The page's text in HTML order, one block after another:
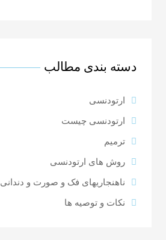
دسته بندی مطالب
ارتودنسی
ارتودنسی چیست
ترمیم
روش های ارتودنسی
ناهنجاریهای فک و صورت و دندانی
نکات و توصیه ها